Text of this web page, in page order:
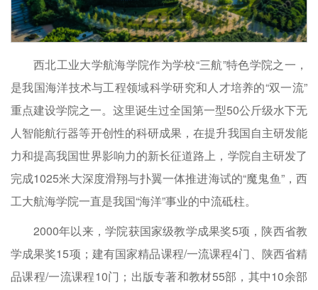
西北工业大学航海学院作为学校“三航”特色学院之一，
是我国海洋技术与工程领域科学研究和人才培养的“双一流”
重点建设学院之一。这里诞生过全国第一型50公斤级水下无
人智能航行器等开创性的科研成果，在提升我国自主研发能
力和提高我国世界影响力的新长征道路上，学院自主研发了
完成1025米大深度滑翔与扑翼一体推进海试的“魔鬼鱼”，西
工大航海学院一直是我国“海洋”事业的中流砥柱。
2000年以来，学院获国家级教学成果奖5项，陕西省教
学成果奖15项；建有国家精品课程/一流课程4门、陕西省精
品课程/一流课程10门；出版专著和教材55部，其中10余部